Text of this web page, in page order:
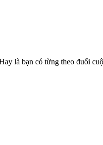
là bạn có từng theo đuổi